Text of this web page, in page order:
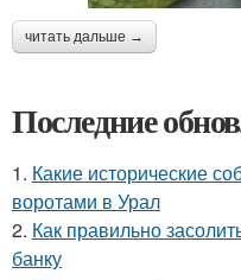
читать дальше →
Последние
1. Какие исторические
воротами в Урал
2. Как правильно
банку